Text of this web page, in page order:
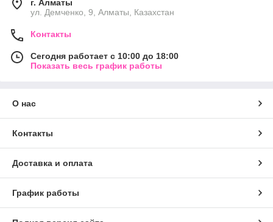
г. Алматы
ул. Демченко, 9, Алматы, Казахстан
Контакты
Сегодня работает с 10:00 до 18:00
Показать весь график работы
О нас
Контакты
Доставка и оплата
График работы